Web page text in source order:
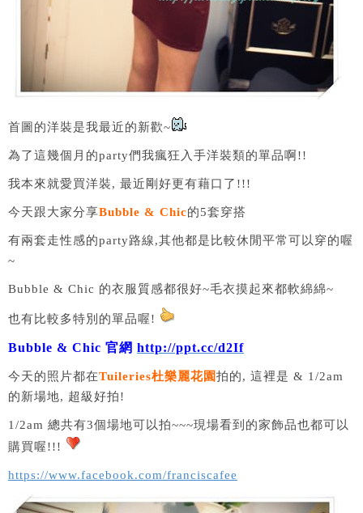
首圖的洋裝是我最近的新歡~
為了這幾個月的party們我瘋狂入手洋裝類的單品啊!!
我本來就愛買洋裝, 最近剛好更有藉口了!!!
今天跟大家分享Bubble & Chic的5套穿搭
有兩套走性感的party路線,其他都是比較休閒平常可以穿的喔
~
Bubble & Chic 的衣服質感都很好~毛衣摸起來都軟綿綿~
也有比較多特別的單品喔!
Bubble & Chic 官網 http://ppt.cc/d2If
今天的照片都在Tuileries杜樂麗花園拍的, 這裡是 & 1/2am
的新場地, 超級好拍!
1/2am 總共有3個場地可以拍~~~現場看到的家飾品也都可以
購買喔!!!
https://www.facebook.com/franciscafee